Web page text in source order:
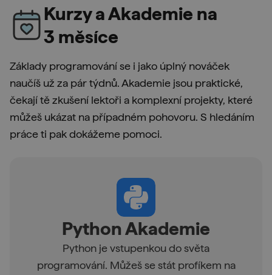
Kurzy a Akademie na
3 měsíce
Základy programování se i jako úplný nováček
naučíš už za pár týdnů. Akademie jsou praktické,
čekají tě zkušení lektoři a komplexní projekty, které
můžeš ukázat na případném pohovoru. S hledáním
práce ti pak dokážeme pomoci.
Python Akademie
Python je vstupenkou do světa
programování. Můžeš se stát profíkem na